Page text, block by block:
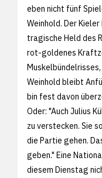
eben nicht fünf
Weinhold. Der
tragische Held des
rot-goldenes
Weinhold bleibt
bin fest davon
Oder: "Auch Julius
zu verstecken. Sie
die Partie gehen.
geben." Eine
diesem Dienstag